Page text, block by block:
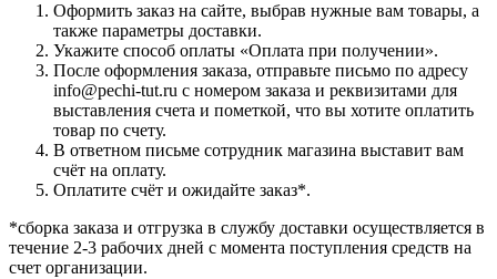
Оформить заказ на сайте, выбрав нужные вам товары, а
также параметры доставки.
Укажите способ оплаты «Оплата при получении».
После оформления заказа, отправьте письмо по адресу
info@pechi-tut.ru с номером заказа и реквизитами для
выставления счета и пометкой, что вы хотите оплатить
товар по счету.
В ответном письме сотрудник магазина выставит вам
счёт на оплату.
Оплатите счёт и ожидайте заказ*.
*сборка заказа и отгрузка в службу доставки осуществляется в
течение 2-3 рабочих дней с момента поступления средств на
счет организации.